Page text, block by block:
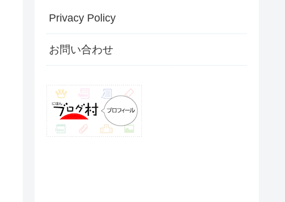
Privacy Policy
お問い合わせ